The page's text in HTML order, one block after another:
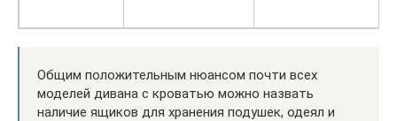
Общим положительным нюансом почти всех
моделей дивана с кроватью можно назвать
наличие ящиков для хранения подушек, одеял и